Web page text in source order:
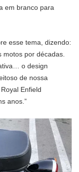
em branco para
esse tema, dizendo:
motos por décadas.
o design
de nossa
Enfield
anos.”